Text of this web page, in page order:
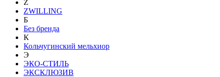
Z
ZWILLING
Б
Без бренда
К
Кольчугинский мельхиор
Э
ЭКО-СТИЛЬ
ЭКСКЛЮЗИВ